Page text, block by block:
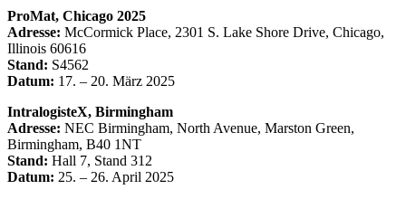
ProMat, Chicago 2025
Adresse: McCormick Place, 2301 S. Lake Shore Drive, Chicago,
Illinois 60616
Stand: S4562
Datum: 17. – 20. März 2025
IntralogisteX, Birmingham
Adresse: NEC Birmingham, North Avenue, Marston Green,
Birmingham, B40 1NT
Stand: Hall 7, Stand 312
Datum: 25. – 26. April 2025